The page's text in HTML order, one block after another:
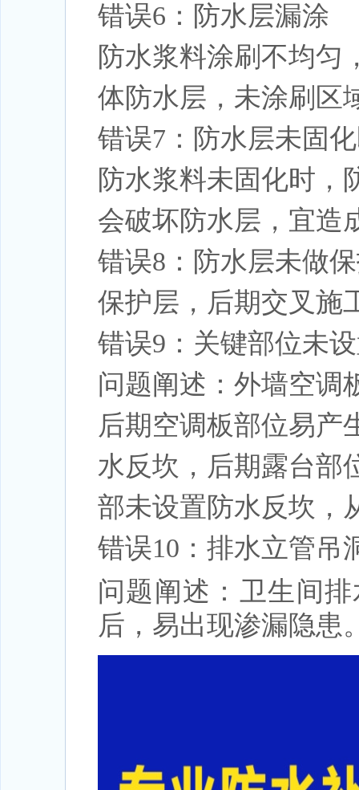
错误6：防水层漏涂
防水浆料涂刷不均匀
体防水层，未涂刷区
错误7：防水层未固
防水浆料未固化时，
会破坏防水层，宜造
错误8：防水层未做
保护层，后期交叉施
错误9：关键部位未
问题阐述：外墙空调
后期空调板部位易产
水反坎，后期露台部
部未设置防水反坎，
错误10：排水立管吊
问题阐述：卫生间
后，易出现渗漏隐患